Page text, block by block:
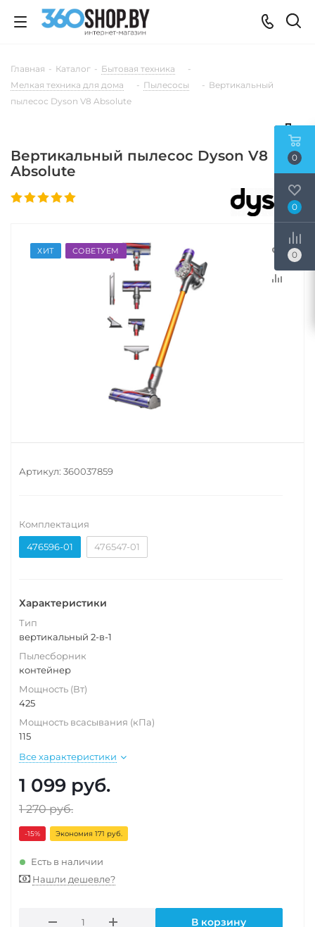
Главная - Каталог - Бытовая техника
-
Мелкая техника для дома
- Пылесосы - Вертикальный
пылесос Dyson V8 Absolute
Вертикальный пылесос Dyson V8
Absolute
ХИТ СОВЕТУЕМ
Артикул: 360037859
Комплектация
476596-01
476547-01
Характеристики
Тип
вертикальный 2-в-1
Пылесборник
контейнер
Мощность (Вт)
425
Мощность всасывания (кПа)
115
Все характеристики
1 099 руб.
1 270руб.
-15% Экономия 171 руб.
Есть в наличии
Нашли дешевле?
В корзину
0
0
0